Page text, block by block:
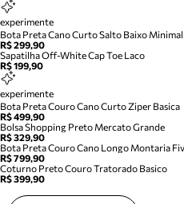
experimente
Bota Preta Cano Curto Salto Baixo Minimal
R$ 299,90
Sapatilha Off-White Cap Toe Laco
R$ 199,90
experimente
Bota Preta Couro Cano Curto Ziper Basica
R$ 499,90
Bolsa Shopping Preto Mercato Grande
R$ 329,90
Bota Preta Couro Cano Longo Montaria
R$ 799,90
Coturno Preto Couro Tratorado Basico
R$ 399,90